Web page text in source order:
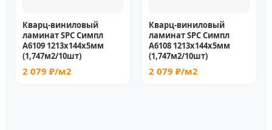
Кварц-виниловый
ламинат SPC Симпл
A6109 1213х144х5мм
(1,747м2/10шт)
2 079 ₽/м2
Кварц-виниловый
ламинат SPC Симпл
A6108 1213х144х5мм
(1,747м2/10шт)
2 079 ₽/м2